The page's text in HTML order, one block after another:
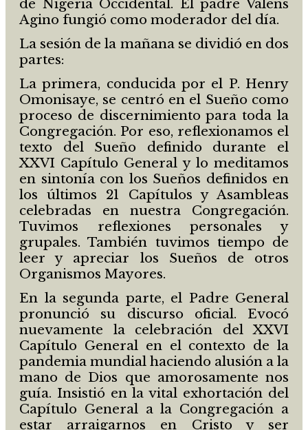
de Nigeria Occidental. El padre Valens
Agino fungió como moderador del día.
La sesión de la mañana se dividió en dos
partes:
La primera, conducida por el P. Henry
Omonisaye, se centró en el Sueño como
proceso de discernimiento para toda la
Congregación. Por eso, reflexionamos el
texto del Sueño definido durante el
XXVI Capítulo General y lo meditamos
en sintonía con los Sueños definidos en
los últimos 21 Capítulos y Asambleas
celebradas en nuestra Congregación.
Tuvimos reflexiones personales y
grupales. También tuvimos tiempo de
leer y apreciar los Sueños de otros
Organismos Mayores.
En la segunda parte, el Padre General
pronunció su discurso oficial. Evocó
nuevamente la celebración del XXVI
Capítulo General en el contexto de la
pandemia mundial haciendo alusión a la
mano de Dios que amorosamente nos
guía. Insistió en la vital exhortación del
Capítulo General a la Congregación a
estar arraigarnos en Cristo y ser